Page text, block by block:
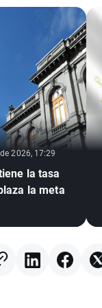
2026, 17:29
la tasa
la meta